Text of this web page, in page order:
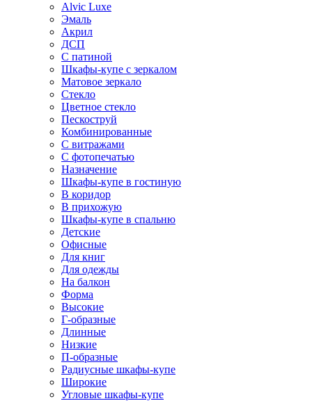
Alvic Luxe
Эмаль
Акрил
ДСП
С патиной
Шкафы-купе с зеркалом
Матовое зеркало
Стекло
Цветное стекло
Пескоструй
Комбинированные
С витражами
С фотопечатью
Назначение
Шкафы-купе в гостиную
В коридор
В прихожую
Шкафы-купе в спальню
Детские
Офисные
Для книг
Для одежды
На балкон
Форма
Высокие
Г-образные
Длинные
Низкие
П-образные
Радиусные шкафы-купе
Широкие
Угловые шкафы-купе